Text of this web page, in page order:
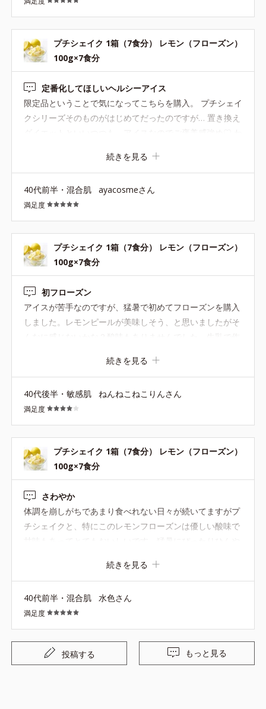
プチシェイク 1箱（7食分） レモン（フローズン）
100g×7食分
定番化してほしいヘルシーアイス
限定品ということで気になってこちらを購入。 プチシェイ
クシリーズそのものがはじめてだったのですが… 置き換え
を食べながらしっかりと空腹感を抑えてくれてる気がしま
す。 爽やかなレモン味もとっても美味しいので、年中食べ
たいです。定番化希望♡
続きを見る
40代前半・混合肌 ayacosmeさん
満足度
プチシェイク 1箱（7食分） レモン（フローズン）
100g×7食分
初フローズン
アイスが苦手なのですが、猛暑で初めてフローズンを購入
しました。レモンピールが美味しそう、と思いましたがそ
よくなりお腹にもたまります。豆乳は溶けにくいかな? 甘
酸っぱさを期待し3個購入しましたが、これはこれで美味
しかったので、リピ予定です。人工甘味料が入ってなけれ
ば☆5。
続きを見る
40代後半・敏感肌 ねんねこねこりんさん
満足度
プチシェイク 1箱（7食分） レモン（フローズン）
100g×7食分
さわやか
体調を崩しがちであまり食べれない日々が続いてますがプ
チシェイクと、特にこのレモンフローズンは優しい酸味で
甘味もあってとてもおいしいです。猛暑にぴったりひんや
た購入させていただきます。
続きを見る
40代前半・混合肌 水色さん
満足度
投稿する もっと見る